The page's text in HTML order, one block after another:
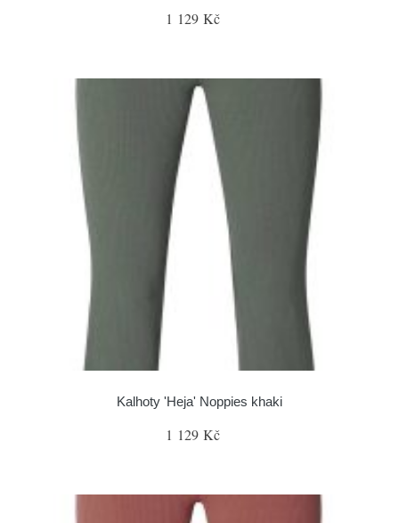
1 129 Kč
Kalhoty 'Heja' Noppies khaki
1 129 Kč